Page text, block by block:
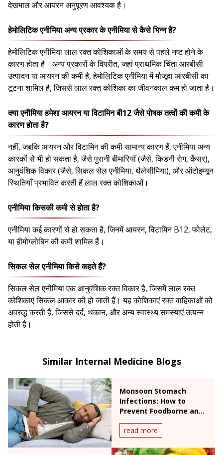
देखभाल और आयरन अनुपूरण आवश्यक है।
हेमोलिटिक एनीमिया अन्य प्रकार के एनीमिया से कैसे भिन्न है?
हेमोलिटिक एनीमिया लाल रक्त कोशिकाओं के समय से पहले नष्ट होने के
कारण होता है। अन्य प्रकारों के विपरीत, जहां प्राथमिक चिंता आरबीसी
उत्पादन या आयरन की कमी है, हेमोलिटिक एनीमिया में मौजूदा आरबीसी का
टूटना शामिल है, जिससे लाल रक्त कोशिका का जीवनकाल कम हो जाता है।
क्या एनीमिया हमेशा आयरन या विटामिन बी12 जैसे पोषक तत्वों की कमी के
कारण होता है?
नहीं, जबकि आयरन और विटामिन की कमी सामान्य कारण हैं, एनीमिया अन्य
कारकों से भी हो सकता है, जैसे पुरानी बीमारियाँ (जैसे, किडनी रोग, कैंसर),
आनुवंशिक विकार (जैसे, सिकल सेल एनीमिया, थैलेसीमिया), और ऑटोइम्यून
स्थितियाँ प्रभावित करती हैं लाल रक्त कोशिकाओं।
एनीमिया किसकी कमी से होता है?
एनीमिया कई कारणों से हो सकता है, जिनमें आयरन, विटामिन B12, फोलेट,
या हीमोग्लोबिन की कमी शामिल हैं।
सिकल सेल एनीमिया किसे कहते हैं?
सिकल सेल एनीमिया एक आनुवंशिक रक्त विकार है, जिसमें लाल रक्त
कोशिकाएं सिकल आकार की हो जाती हैं। यह कोशिकाएं रक्त वाहिकाओं को
अवरुद्ध करती हैं, जिससे दर्द, थकान, और अन्य स्वास्थ्य समस्याएं उत्पन्न
होती हैं।
Similar Internal Medicine Blogs
Monsoon Stomach
Infections: How to
Prevent Foodborne and
Waterborne Diseases
During Rainy Season
read more